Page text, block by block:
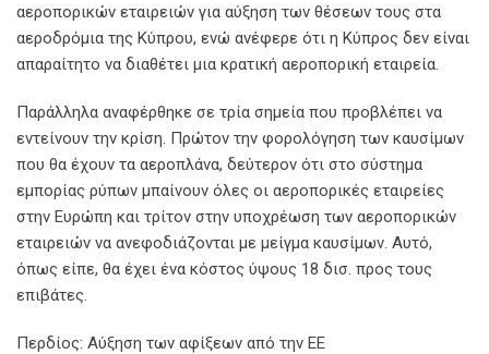
αεροπορικών εταιρειών για αύξηση των θέσεων τους στα
αεροδρόμια της Κύπρου, ενώ ανέφερε ότι η Κύπρος δεν είναι
απαραίτητο να διαθέτει μια κρατική αεροπορική εταιρεία.
Παράλληλα αναφέρθηκε σε τρία σημεία που προβλέπει να
εντείνουν την κρίση. Πρώτον την φορολόγηση των καυσίμων
που θα έχουν τα αεροπλάνα, δεύτερον ότι στο σύστημα
εμπορίας ρύπων μπαίνουν όλες οι αεροπορικές εταιρείες
στην Ευρώπη και τρίτον στην υποχρέωση των αεροπορικών
εταιρειών να ανεφοδιάζονται με μείγμα καυσίμων. Αυτό,
όπως είπε, θα έχει ένα κόστος ύψους 18 δισ. προς τους
επιβάτες.
Περδίος: Αύξηση των αφίξεων από την ΕΕ